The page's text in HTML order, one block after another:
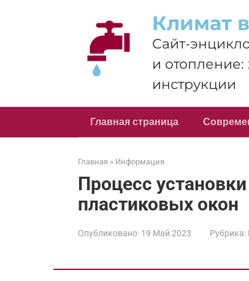
Климат
Сайт-
и отопление:
инструкции
Главная страница
Главная » Информация
Процесс
пластиковых окон
Опубликовано: 19 Май 2023 Рубрика: